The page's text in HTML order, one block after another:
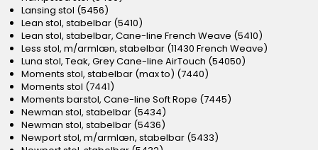
Lansing stol (5456)
Lean stol, stabelbar (5410)
Lean stol, stabelbar, Cane-line French Weave (5410)
Less stol, m/armlæn, stabelbar (11430 French Weave)
Luna stol, Teak, Grey Cane-line AirTouch (54050)
Moments stol, stabelbar (max to) (7440)
Moments stol (7441)
Moments barstol, Cane-line Soft Rope (7445)
Newman stol, stabelbar (5434)
Newman stol, stabelbar (5436)
Newport stol, m/armlæn, stabelbar (5433)